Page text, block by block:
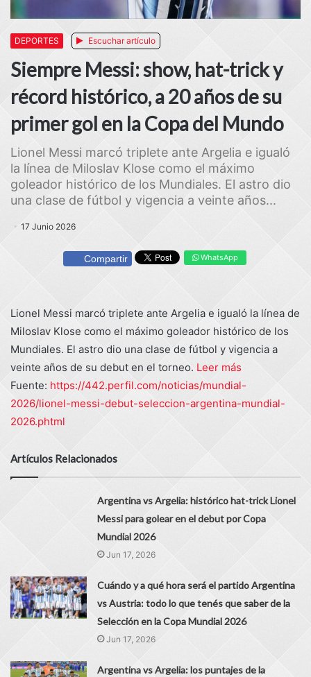
DEPORTES Escuchar artículo
Siempre Messi: show, hat-trick y
récord histórico, a 20 años de su
primer gol en la Copa del Mundo
Lionel Messi marcó triplete ante Argelia e igualó
la línea de Miloslav Klose como el máximo
goleador histórico de los Mundiales. El astro dio
una clase de fútbol y vigencia a veinte años...
17 Junio 2026
Compartir WhatsApp
Lionel Messi marcó triplete ante Argelia e igualó la línea de
Miloslav Klose como el máximo goleador histórico de los
Mundiales. El astro dio una clase de fútbol y vigencia a
veinte años de su debut en el torneo. Leer más
Fuente: https://442.perfil.com/noticias/mundial-
2026/lionel-messi-debut-seleccion-argentina-mundial-
2026.phtml
Artículos Relacionados
Argentina vs Argelia: histórico hat-trick Lionel
Messi para golear en el debut por Copa
Mundial 2026
Jun 17, 2026
Cuándo y a qué hora será el partido Argentina
vs Austria: todo lo que tenés que saber de la
Selección en la Copa Mundial 2026
Jun 17, 2026
Argentina vs Argelia: los puntajes de la